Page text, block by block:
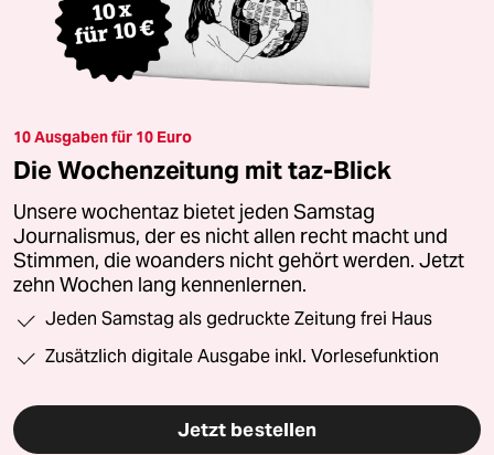
10 Ausgaben für 10 Euro
Die Wochenzeitung mit taz-Blick
Unsere wochentaz bietet jeden Samstag
Journalismus, der es nicht allen recht macht und
Stimmen, die woanders nicht gehört werden. Jetzt
zehn Wochen lang kennenlernen.
Jeden Samstag als gedruckte Zeitung frei Haus
Zusätzlich digitale Ausgabe inkl. Vorlesefunktion
Jetzt bestellen